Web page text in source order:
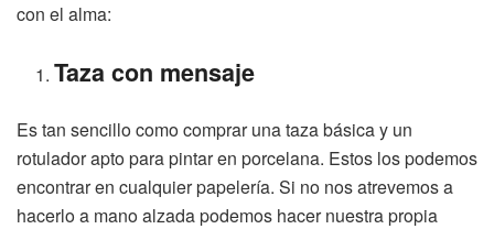
con el alma:
Taza con mensaje
Es tan sencillo como comprar una taza básica y un
rotulador apto para pintar en porcelana. Estos los podemos
encontrar en cualquier papelería. Si no nos atrevemos a
hacerlo a mano alzada podemos hacer nuestra propia